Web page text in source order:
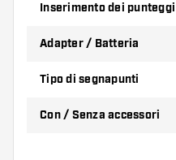
Inserimento dei punteggi
Adapter / Batteria
Tipo di segnapunti
Con / Senza accessori